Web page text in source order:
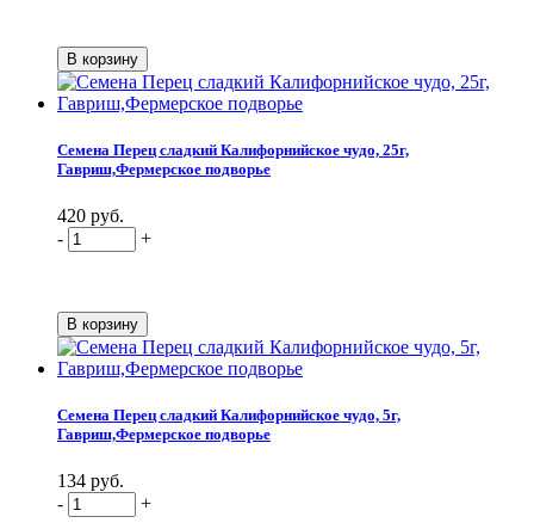
Семена Перец сладкий Калифорнийское чудо, 25г,
Гавриш,Фермерское подворье
420 руб.
-
+
Семена Перец сладкий Калифорнийское чудо, 5г,
Гавриш,Фермерское подворье
134 руб.
-
+